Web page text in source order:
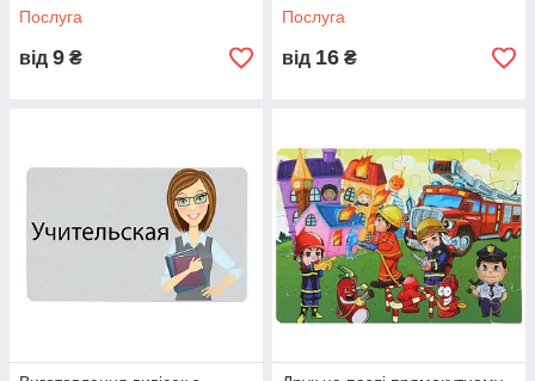
Послуга
від 9 ₴
Послуга
від 16 ₴